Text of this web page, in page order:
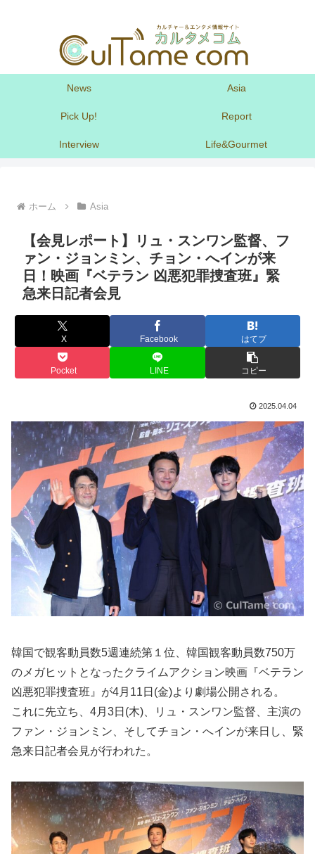
News Asia
Pick Up! Report
Interview Life&Gourmet
ホーム Asia
【会見レポート】リュ・スンワン監督、フ
ァン・ジョンミン、チョン・へインが来
日！映画『ベテラン 凶悪犯罪捜査班』緊
急来日記者会見
X Facebook はてブ
Pocket LINE コピー
2025.04.04
韓国で観客動員数5週連続第１位、韓国観客動員数750万
のメガヒットとなったクライムアクション映画『ベテラン
凶悪犯罪捜査班』が4月11日(金)より劇場公開される。
これに先立ち、4月3日(木)、リュ・スンワン監督、主演の
ファン・ジョンミン、そしてチョン・へインが来日し、緊
急来日記者会見が行われた。